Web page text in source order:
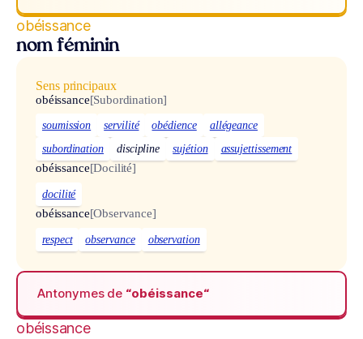
obéissance
nom féminin
Sens principaux
obéissance[Subordination]
soumission servilité obédience
allégeance
subordination
discipline sujétion assujettissement
obéissance[Docilité]
docilité
obéissance[Observance]
respect observance observation
Antonymes de “obéissance“
obéissance